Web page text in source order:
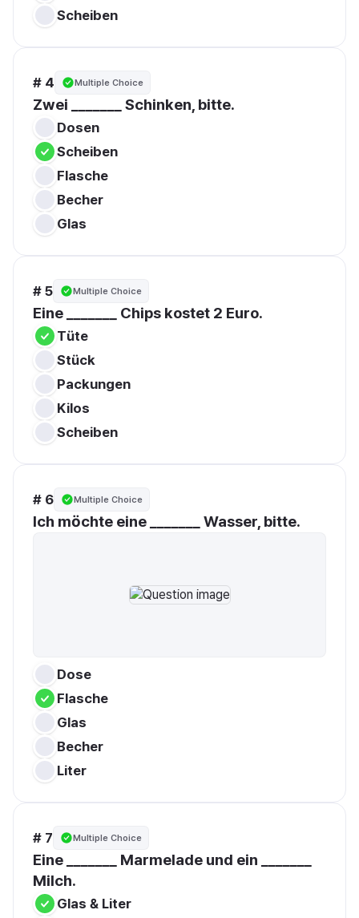
Scheiben
# 4 Multiple Choice
Zwei _______ Schinken, bitte.
Dosen
Scheiben
Flasche
Becher
Glas
# 5 Multiple Choice
Eine _______ Chips kostet 2 Euro.
Tüte
Stück
Packungen
Kilos
Scheiben
# 6 Multiple Choice
Ich möchte eine _______ Wasser, bitte.
Dose
Flasche
Glas
Becher
Liter
# 7 Multiple Choice
Eine _______ Marmelade und ein _______
Milch.
Glas & Liter